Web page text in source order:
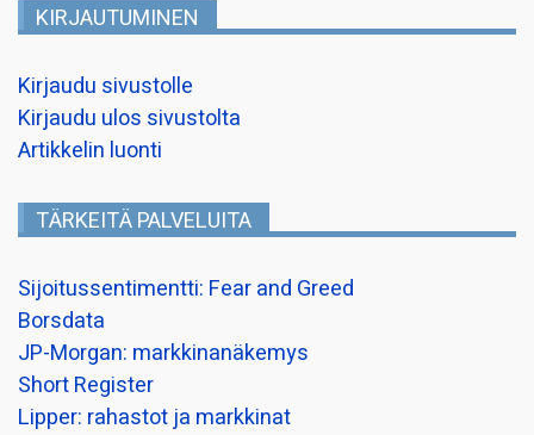
KIRJAUTUMINEN
Kirjaudu sivustolle
Kirjaudu ulos sivustolta
Artikkelin luonti
TÄRKEITÄ PALVELUITA
Sijoitussentimentti: Fear and Greed
Borsdata
JP-Morgan: markkinanäkemys
Short Register
Lipper: rahastot ja markkinat